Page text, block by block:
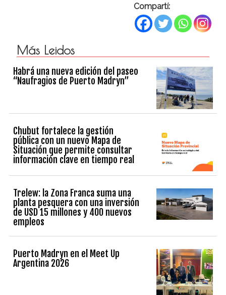
Compartí:
Más Leidos
Habrá una nueva edición del paseo
“Naufragios de Puerto Madryn”
Chubut fortalece la gestión
pública con un nuevo Mapa de
Situación que permite consultar
información clave en tiempo real
Trelew: la Zona Franca suma una
planta pesquera con una inversión
de USD 15 millones y 400 nuevos
empleos
Puerto Madryn en el Meet Up
Argentina 2026